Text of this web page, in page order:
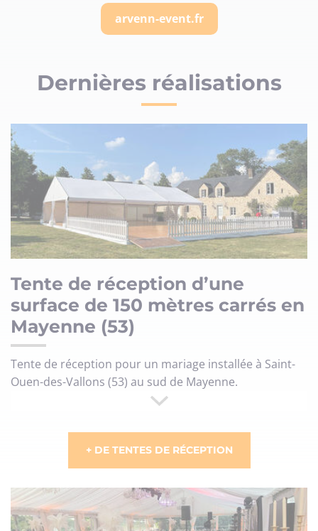
arvenn-event.fr
Dernières réalisations
Tente de réception d’une
surface de 150 mètres carrés en
Mayenne (53)
Tente de réception pour un mariage installée à Saint-
Ouen-des-Vallons (53) au sud de Mayenne.
+ DE TENTES DE RÉCEPTION